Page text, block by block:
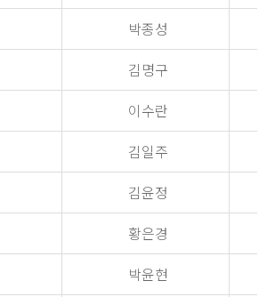
박종성
김명구
이수란
김일주
김윤정
황은경
박윤현